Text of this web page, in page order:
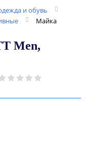
и обувь
Майка
Men,